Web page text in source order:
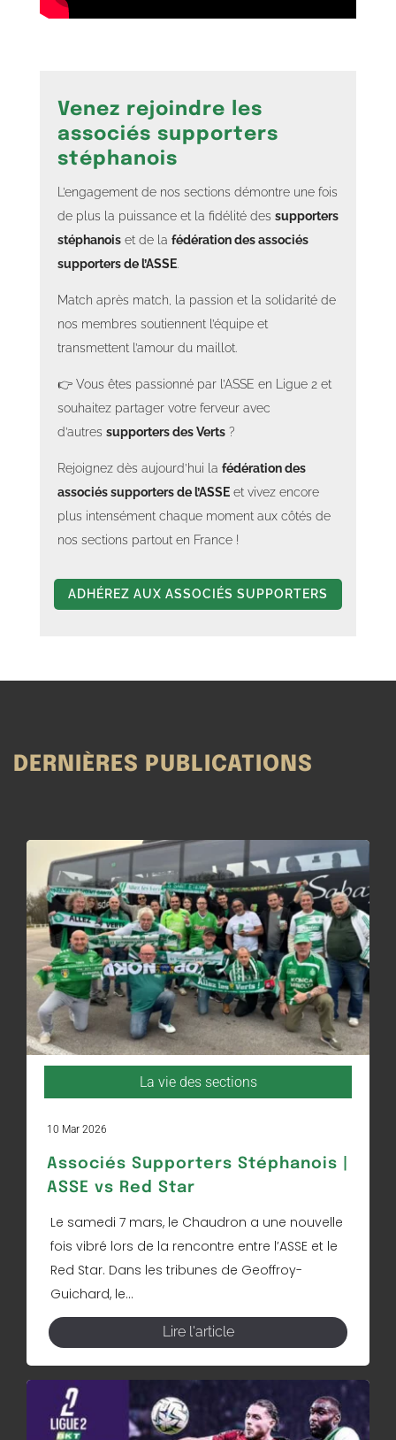
Venez rejoindre les
associés supporters
stéphanois
L’engagement de nos sections démontre une fois
de plus la puissance et la fidélité des supporters
stéphanois et de la fédération des associés
supporters de l’ASSE.
Match après match, la passion et la solidarité de
nos membres soutiennent l’équipe et
transmettent l’amour du maillot.
👉 Vous êtes passionné par l’ASSE en Ligue 2 et
souhaitez partager votre ferveur avec
d’autres supporters des Verts ?
Rejoignez dès aujourd’hui la fédération des
associés supporters de l’ASSE et vivez encore
plus intensément chaque moment aux côtés de
nos sections partout en France !
ADHÉREZ AUX ASSOCIÉS SUPPORTERS
DERNIÈRES PUBLICATIONS
La vie des sections
10 Mar 2026
Associés Supporters Stéphanois |
ASSE vs Red Star
Le samedi 7 mars, le Chaudron a une nouvelle
fois vibré lors de la rencontre entre l’ASSE et le
Red Star. Dans les tribunes de Geoffroy-
Guichard, le...
Lire l'article